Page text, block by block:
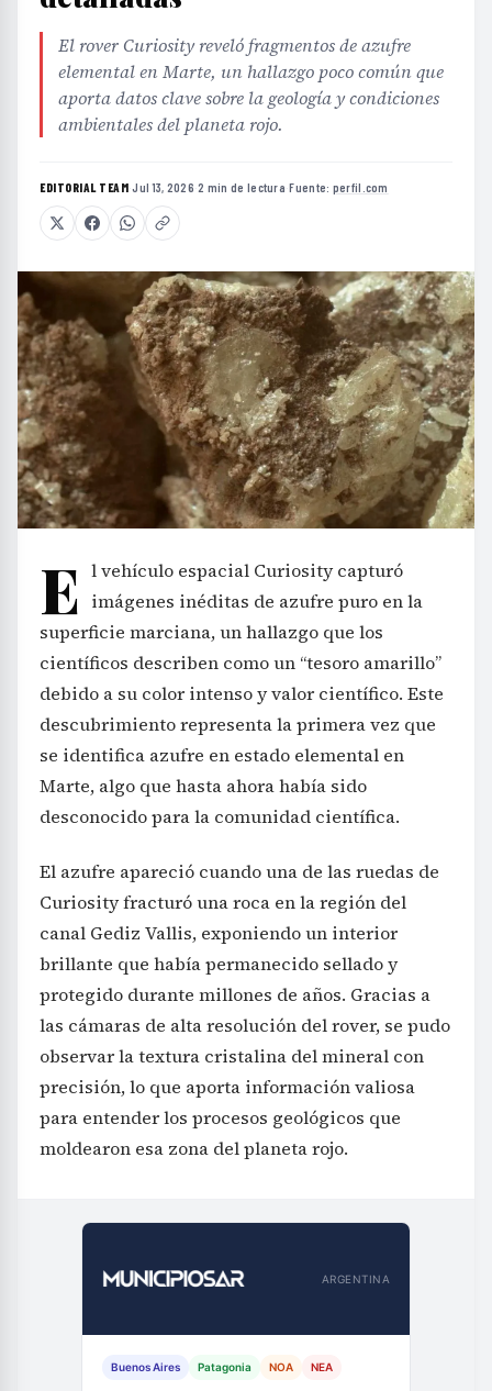
El rover Curiosity reveló fragmentos de azufre
elemental en Marte, un hallazgo poco común que
aporta datos clave sobre la geología y condiciones
ambientales del planeta rojo.
EDITORIAL TEAM·Jul 13, 2026·2 min de lectura·Fuente: perfil.com
E l vehículo espacial Curiosity capturó
imágenes inéditas de azufre puro en la
superficie marciana, un hallazgo que los
científicos describen como un “tesoro amarillo”
debido a su color intenso y valor científico. Este
descubrimiento representa la primera vez que
se identifica azufre en estado elemental en
Marte, algo que hasta ahora había sido
desconocido para la comunidad científica.
El azufre apareció cuando una de las ruedas de
Curiosity fracturó una roca en la región del
canal Gediz Vallis, exponiendo un interior
brillante que había permanecido sellado y
protegido durante millones de años. Gracias a
las cámaras de alta resolución del rover, se pudo
observar la textura cristalina del mineral con
precisión, lo que aporta información valiosa
para entender los procesos geológicos que
moldearon esa zona del planeta rojo.
ARGENTINA
Buenos Aires Patagonia NOA NEA